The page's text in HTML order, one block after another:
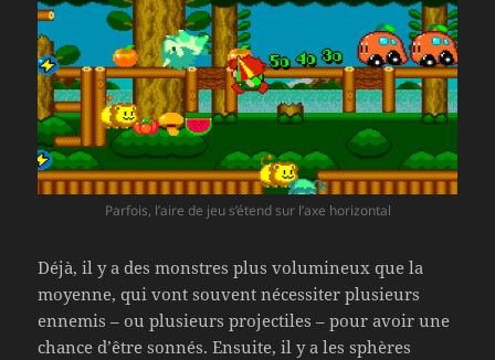
Parfois, l’aire de jeu s’étend sur l’axe horizontal
Déjà, il y a des monstres plus volumineux que la
moyenne, qui vont souvent nécessiter plusieurs
ennemis – ou plusieurs projectiles – pour avoir une
chance d’être sonnés. Ensuite, il y a les sphères